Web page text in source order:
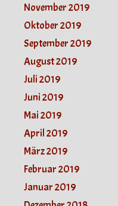
November 2019
Oktober 2019
September 2019
August 2019
Juli 2019
Juni 2019
Mai 2019
April 2019
März 2019
Februar 2019
Januar 2019